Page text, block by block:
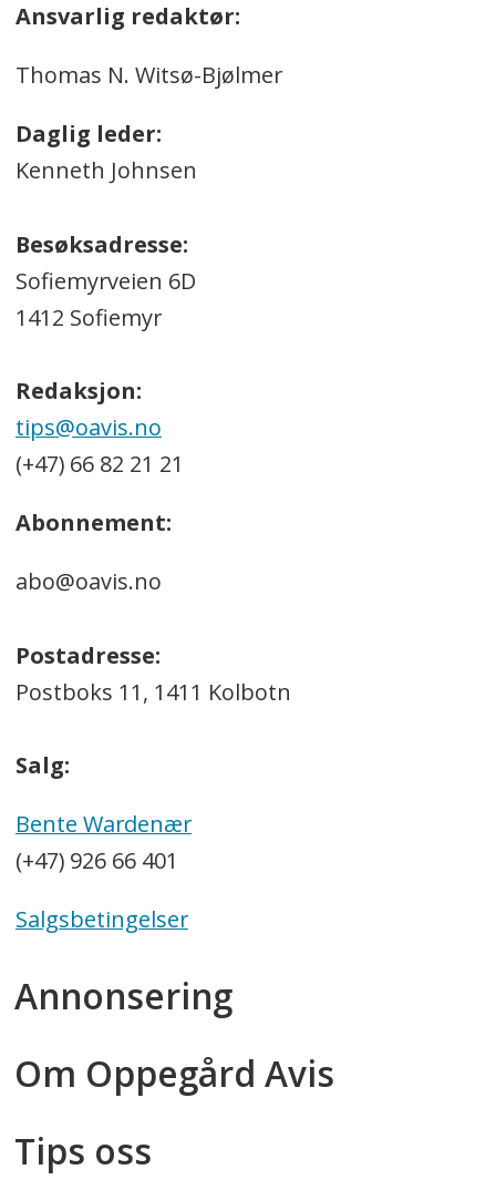
Ansvarlig redaktør:
Thomas N. Witsø-Bjølmer
Daglig leder:
Kenneth Johnsen
Besøksadresse:
Sofiemyrveien 6D
1412 Sofiemyr
Redaksjon:
tips@oavis.no
(+47) 66 82 21 21
Abonnement:
abo@oavis.no
Postadresse:
Postboks 11, 1411 Kolbotn
Salg:
Bente Wardenær
(+47) 926 66 401
Salgsbetingelser
Annonsering
Om Oppegård Avis
Tips oss